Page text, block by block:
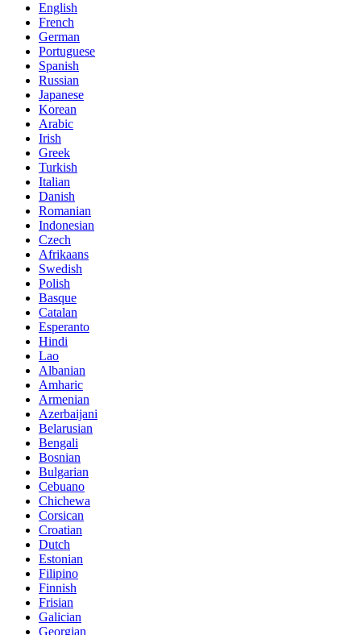
English
French
German
Portuguese
Spanish
Russian
Japanese
Korean
Arabic
Irish
Greek
Turkish
Italian
Danish
Romanian
Indonesian
Czech
Afrikaans
Swedish
Polish
Basque
Catalan
Esperanto
Hindi
Lao
Albanian
Amharic
Armenian
Azerbaijani
Belarusian
Bengali
Bosnian
Bulgarian
Cebuano
Chichewa
Corsican
Croatian
Dutch
Estonian
Filipino
Finnish
Frisian
Galician
Georgian